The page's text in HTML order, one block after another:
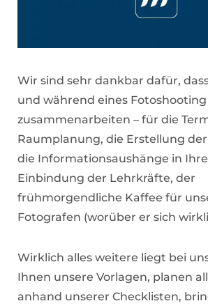
Wir sind sehr dankbar dafür,
und während eines
zusammenarbeiten – für die
Raumplanung, die Erstellung
die Informationsaushänge in
Einbindung der Lehrkräfte, der
frühmorgendliche Kaffee für
Fotografen (worüber er sich
Wirklich alles weitere liegt bei
Ihnen unsere Vorlagen, planen
anhand unserer Checklisten,